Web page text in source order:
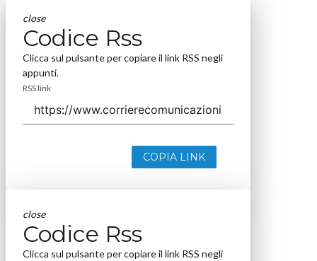
close
Codice Rss
Clicca sul pulsante per copiare il link RSS negli
appunti.
RSS link
COPIA LINK
close
Codice Rss
Clicca sul pulsante per copiare il link RSS negli